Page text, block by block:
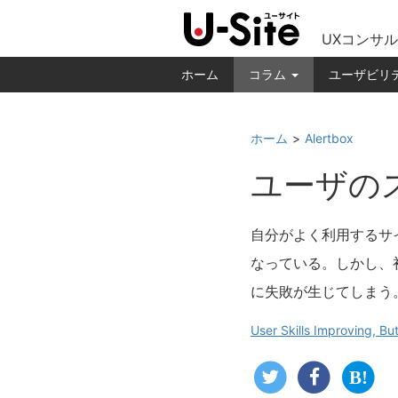
UXコンサ
ホーム コラム ユーザビリ
ホーム Alertbox
ユーザの
自分がよく利用する
なっている。しかし
に失敗が生じてしまう
User Skills Improving,